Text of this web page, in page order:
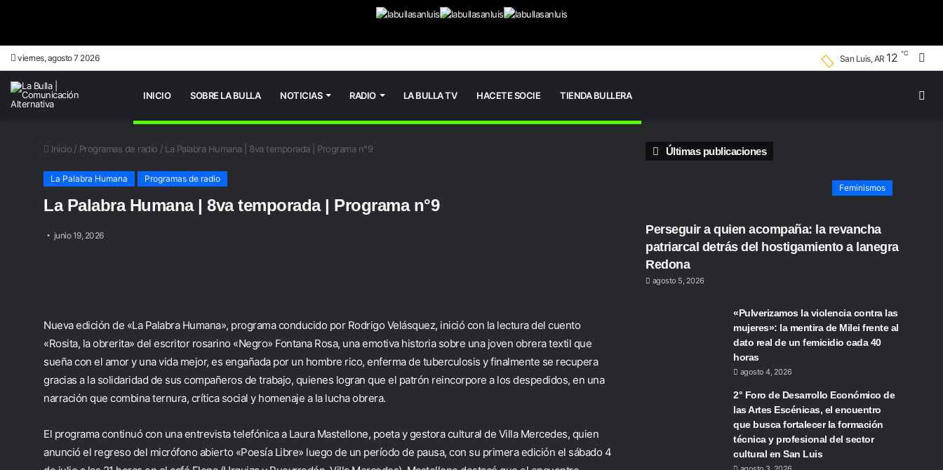
viernes, agosto 7 2026 San Luis, AR 12 ℃
INICIO SOBRE LA BULLA NOTICIAS RADIO LA BULLA TV HACETE SOCIE TIENDA BULLERA
Inicio / Programas de radio / La Palabra Humana | 8va temporada | Programa n°9
La Palabra Humana Programas de radio
La Palabra Humana | 8va temporada | Programa n°9
junio 19, 2026
Nueva edición de «La Palabra Humana», programa conducido por Rodrigo Velásquez, inició con la lectura del cuento
«Rosita, la obrerita» del escritor rosarino «Negro» Fontana Rosa, una emotiva historia sobre una joven obrera textil que
sueña con el amor y una vida mejor, es engañada por un hombre rico, enferma de tuberculosis y finalmente se recupera
gracias a la solidaridad de sus compañeros de trabajo, quienes logran que el patrón reincorpore a los despedidos, en una
narración que combina ternura, crítica social y homenaje a la lucha obrera.
El programa continuó con una entrevista telefónica a Laura Mastellone, poeta y gestora cultural de Villa Mercedes, quien
anunció el regreso del micrófono abierto «Poesía Libre» luego de un período de pausa, con su primera edición el sábado 4
Últimas publicaciones
Feminismos
Perseguir a quien acompaña: la revancha
patriarcal detrás del hostigamiento a lanegra
Redona
agosto 5, 2026
«Pulverizamos la violencia contra las
mujeres»: la mentira de Milei frente al
dato real de un femicidio cada 40
horas
agosto 4, 2026
2° Foro de Desarrollo Económico de
las Artes Escénicas, el encuentro
que busca fortalecer la formación
técnica y profesional del sector
cultural en San Luis